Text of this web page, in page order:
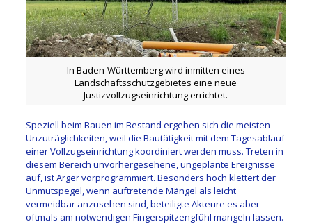
In Baden-Württemberg wird inmitten eines
Landschaftsschutzgebietes eine neue
Justizvollzugseinrichtung errichtet.
Speziell beim Bauen im Bestand ergeben sich die meisten
Unzuträglichkeiten, weil die Bautätigkeit mit dem Tagesablauf
einer Vollzugseinrichtung koordiniert werden muss. Treten in
diesem Bereich unvorhergesehene, ungeplante Ereignisse
auf, ist Ärger vorprogrammiert. Besonders hoch klettert der
Unmutspegel, wenn auftretende Mängel als leicht
vermeidbar anzusehen sind, beteiligte Akteure es aber
oftmals am notwendigen Fingerspitzengfühl mangeln lassen.